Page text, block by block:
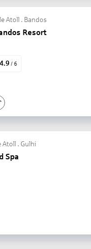
Atoll . Bandos
Resort
4.9 / 6
Atoll . Gulhi
Spa